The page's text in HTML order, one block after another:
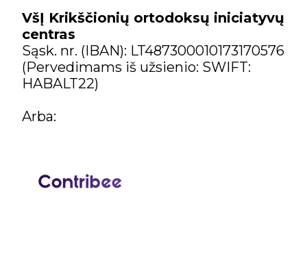
VšĮ Krikščionių ortodoksų iniciatyvų
centras
Sąsk. nr. (IBAN): LT487300010173170576
(Pervedimams iš užsienio: SWIFT:
HABALT22)
Arba: